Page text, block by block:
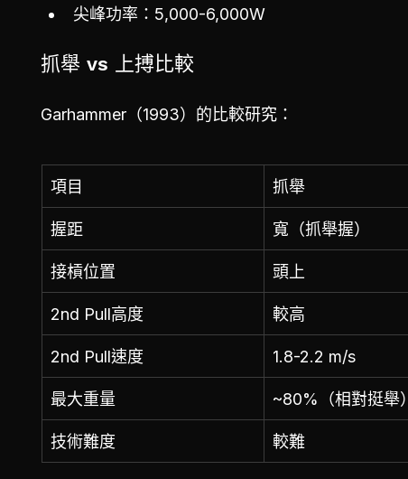
尖峰功率：5,000-6,000W
抓舉 vs 上搏比較
Garhammer（1993）的比較研究：
項目 抓舉
握距 寬（抓舉握）
接槓位置 頭上
2nd Pull高度 較高
2nd Pull速度 1.8-2.2 m/s
最大重量 ~80%（相對挺舉）
技術難度 較難